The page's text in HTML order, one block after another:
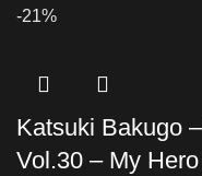
-21%
Katsuki Bakugo
Vol.30 – My